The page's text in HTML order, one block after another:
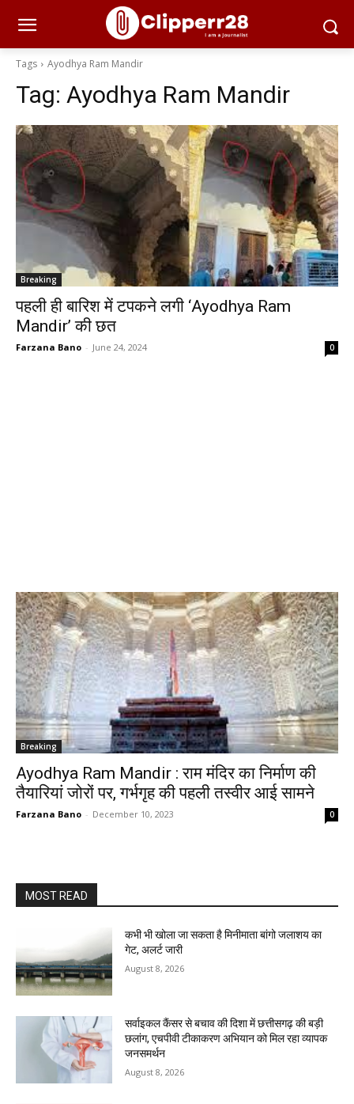
Tags Ayodhya Ram Mandir
Tag: Ayodhya Ram Mandir
Breaking
पहली ही बारिश में टपकने लगी ‘Ayodhya Ram
Mandir’ की छत
Farzana Bano - June 24, 2024 0
Breaking
Ayodhya Ram Mandir : राम मंदिर का निर्माण की
तैयारियां जोरों पर, गर्भगृह की पहली तस्वीर आई सामने
Farzana Bano - December 10, 2023 0
MOST READ
कभी भी खोला जा सकता है मिनीमाता बांगो जलाशय का
गेट, अलर्ट जारी
August 8, 2026
सर्वाइकल कैंसर से बचाव की दिशा में छत्तीसगढ़ की बड़ी
छलांग, एचपीवी टीकाकरण अभियान को मिल रहा व्यापक
जनसमर्थन
August 8, 2026